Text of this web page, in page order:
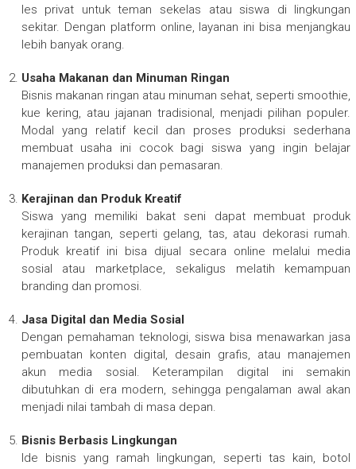
les privat untuk teman sekelas atau siswa di lingkungan
sekitar. Dengan platform online, layanan ini bisa menjangkau
lebih banyak orang.
Usaha Makanan dan Minuman Ringan
Bisnis makanan ringan atau minuman sehat, seperti smoothie,
kue kering, atau jajanan tradisional, menjadi pilihan populer.
Modal yang relatif kecil dan proses produksi sederhana
membuat usaha ini cocok bagi siswa yang ingin belajar
manajemen produksi dan pemasaran.
Kerajinan dan Produk Kreatif
Siswa yang memiliki bakat seni dapat membuat produk
kerajinan tangan, seperti gelang, tas, atau dekorasi rumah.
Produk kreatif ini bisa dijual secara online melalui media
sosial atau marketplace, sekaligus melatih kemampuan
branding dan promosi.
Jasa Digital dan Media Sosial
Dengan pemahaman teknologi, siswa bisa menawarkan jasa
pembuatan konten digital, desain grafis, atau manajemen
akun media sosial. Keterampilan digital ini semakin
dibutuhkan di era modern, sehingga pengalaman awal akan
menjadi nilai tambah di masa depan.
Bisnis Berbasis Lingkungan
Ide bisnis yang ramah lingkungan, seperti tas kain, botol